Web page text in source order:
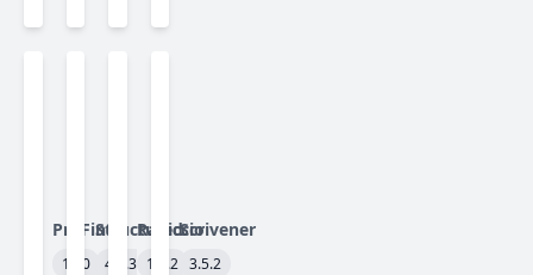
ProFind
1.40
Structured
4.5.3
Radiccio
1.4.2
Scrivener
3.5.2